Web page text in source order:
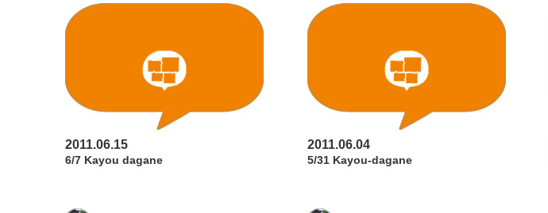
2011.06.15
6/7 Kayou dagane
2011.06.04
5/31 Kayou-dagane